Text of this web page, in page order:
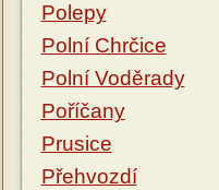
Polepy
Polní Chrčice
Polní Voděrady
Poříčany
Prusice
Přehvozdí